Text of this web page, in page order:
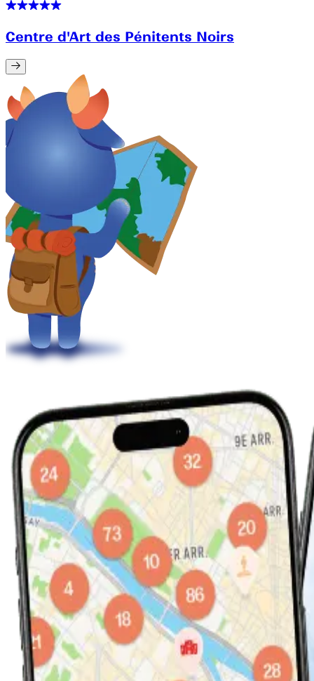
Centre d'Art des Pénitents Noirs